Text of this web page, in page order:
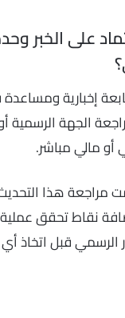
على الخبر
إخبارية
الجهة
أو مالي مباشر.
مع إضافة نقاط تحقق
قبل اتخاذ أي